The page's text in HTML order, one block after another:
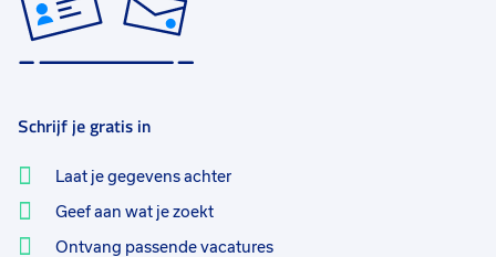
Schrijf je gratis in
Laat je gegevens achter
Geef aan wat je zoekt
Ontvang passende vacatures